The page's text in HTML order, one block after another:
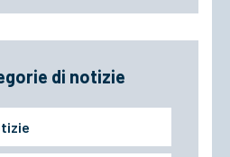
di notizie